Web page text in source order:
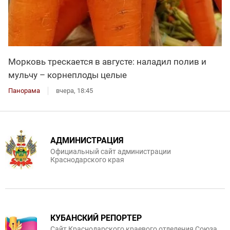
Морковь трескается в августе: наладил полив и
мульчу – корнеплоды целые
Панорама вчера, 18:45
АДМИНИСТРАЦИЯ
Официальный сайт администрации
Краснодарского края
КУБАНСКИЙ РЕПОРТЕР